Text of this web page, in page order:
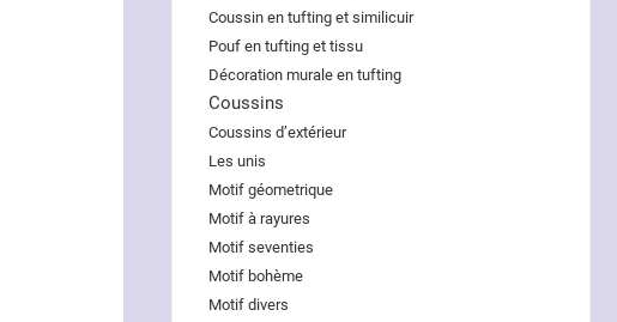
Coussin en tufting et similicuir
Pouf en tufting et tissu
Décoration murale en tufting
Coussins
Coussins d’extérieur
Les unis
Motif géometrique
Motif à rayures
Motif seventies
Motif bohème
Motif divers